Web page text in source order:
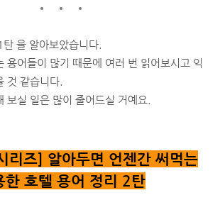
을 알아보았습니다.
용어들이 많기 때문에 여러 번 읽어보시고 익
것 같습니다.
보실 일은 많이 줄어드실 거예요.
리즈] 알아두면 언젠간 써먹는
한 호텔 용어 정리 2탄